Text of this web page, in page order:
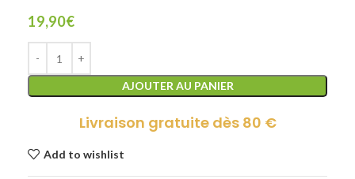
19,90€
AJOUTER AU PANIER
Livraison gratuite dès 80 €
Add to wishlist